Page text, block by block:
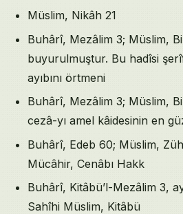
Müslim, Nikâh 21
Buhârî, Mezâlim 3; Müslim,
buyurulmuştur. Bu hadîsi
ayıbını örtmeni
Buhârî, Mezâlim 3; Müslim,
cezâ-yı amel kâidesinin en
Buhârî, Edeb 60; Müslim,
Mücâhir, Cenâbı Hakk
Buhârî, Kitâbü’l-Mezâlim 3,
Sahîhi Müslim, Kitâbü